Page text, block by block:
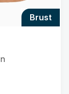
brust